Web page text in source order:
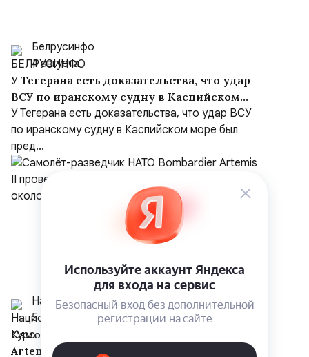
Белрусинфо
4 августа
У Тегерана есть доказательства, что удар
ВСУ по иранскому судну в Каспийском
море был преднамеренным, несмотря на
заверения Киева
У Тегерана есть доказательства, что удар ВСУ
по иранскому судну в Каспийском море был
пред...
Национальный Курс
5 августа
Самолёт-разведчик НАТО Bombardier
Artemis II провёл 3 августа в небе над